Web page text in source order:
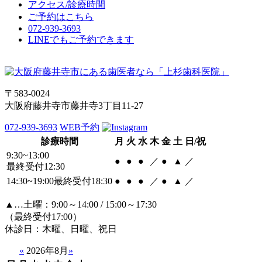
アクセス/診療時間
ご予約はこちら
072-939-3693
LINEでもご予約できます
〒583-0024
大阪府藤井寺市藤井寺3丁目11-27
072-939-3693 WEB予約
診療時間
月 火 水 木 金 土 日/祝
9:30~13:00
最終受付12:30
● ● ● ／ ● ▲
／
14:30~19:00最終受付18:30 ● ● ● ／ ● ▲ ／
▲…土曜：9:00～14:00 / 15:00～17:30
（最終受付17:00）
休診日：木曜、日曜、祝日
« 2026年8月 »